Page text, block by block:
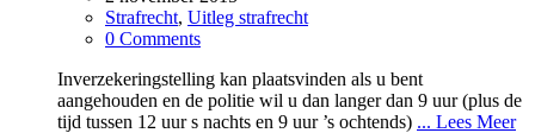
Strafrecht, Uitleg strafrecht
0 Comments
Inverzekeringstelling kan plaatsvinden als u bent
aangehouden en de politie wil u dan langer dan 9 uur (plus de
tijd tussen 12 uur s nachts en 9 uur ’s ochtends) ... Lees Meer